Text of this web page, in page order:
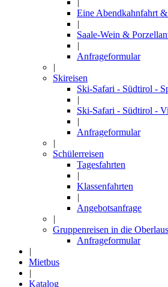
|
Eine Abendkahnfahrt
|
Saale-Wein &
|
Anfrageformular
|
Skireisen
Ski-Safari - Südtirol -
|
Ski-Safari - Südtirol -
|
Anfrageformular
|
Schülerreisen
Tagesfahrten
|
Klassenfahrten
|
Angebotsanfrage
|
Gruppenreisen in die
Anfrageformular
|
Mietbus
|
Katalog